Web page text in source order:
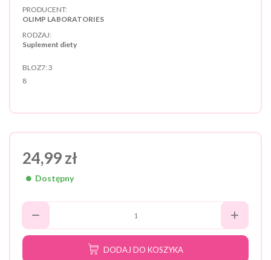
PRODUCENT:
OLIMP LABORATORIES
RODZAJ:
Suplement diety
BLOZ7: 3
8
24,99 zł
Dostępny
DODAJ DO KOSZYKA